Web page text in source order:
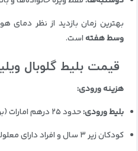
بهترین زمان بازدید از نظر دمای
وسط هفتهاست.
قیمت بلیط گلوبال
هزینه ورودی:
بلیط ورودی:حدود ۲۵ درهم امارات (برای افراد بالای ۳ سال)
کودکان زیر ۳ سال و افراد دارای معلولیت رایگان